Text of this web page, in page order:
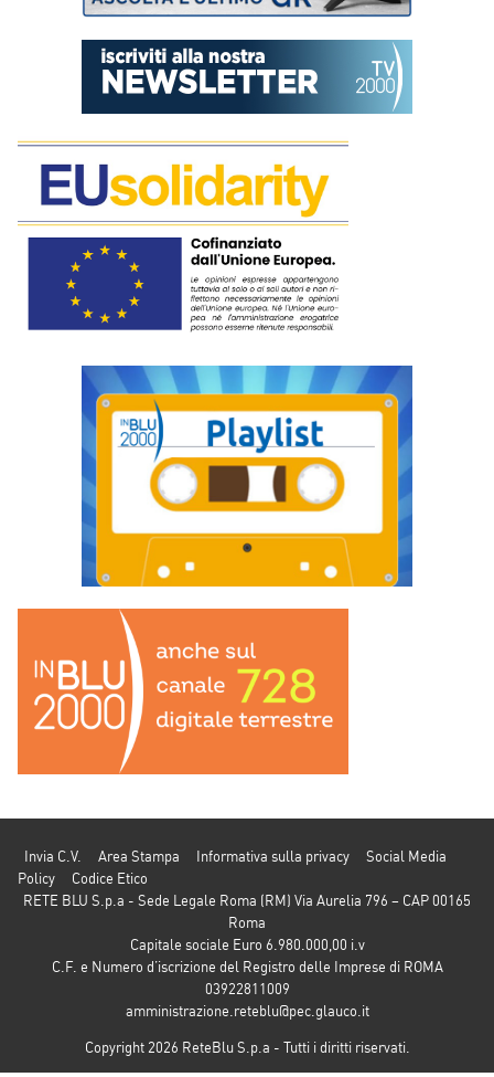
Invia C.V. Area Stampa Informativa sulla privacy
Social Media
Policy
Codice Etico
RETE BLU S.p.a - Sede Legale Roma (RM) Via Aurelia 796 – CAP 00165
Roma
Capitale sociale Euro 6.980.000,00 i.v
C.F. e Numero d’iscrizione del Registro delle Imprese di ROMA
03922811009
amministrazione.reteblu@pec.glauco.it
Copyright 2026 ReteBlu S.p.a - Tutti i diritti riservati.